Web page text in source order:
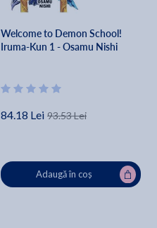
Welcome to Demon School!
Iruma-Kun 1 - Osamu Nishi
84.18 Lei 93.53 Lei
Adaugă în coș